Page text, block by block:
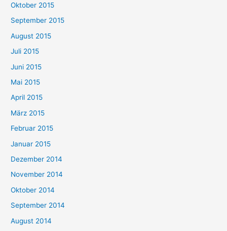
Oktober 2015
September 2015
August 2015
Juli 2015
Juni 2015
Mai 2015
April 2015
März 2015
Februar 2015
Januar 2015
Dezember 2014
November 2014
Oktober 2014
September 2014
August 2014